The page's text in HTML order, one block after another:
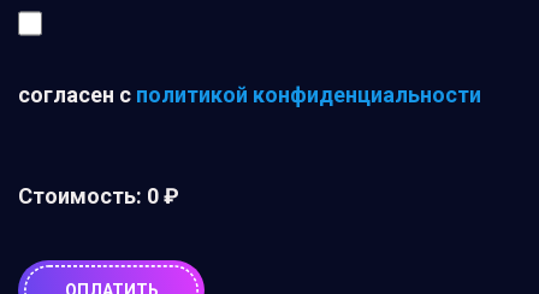
согласен с политикой конфиденциальности
Стоимость: 0 ₽